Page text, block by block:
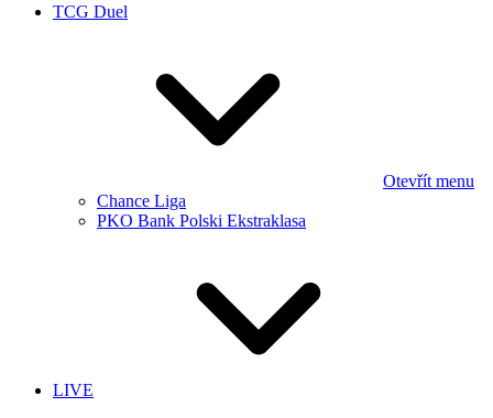
TCG Duel
Otevřít menu
Chance Liga
PKO Bank Polski Ekstraklasa
LIVE